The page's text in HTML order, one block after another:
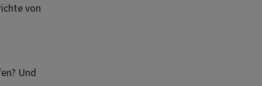
von
Und